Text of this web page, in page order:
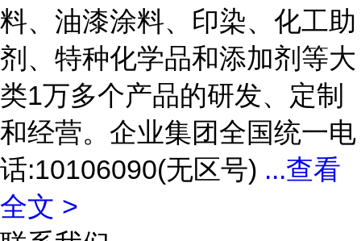
料、油漆涂料、印染、化工助
剂、特种化学品和添加剂等大
类1万多个产品的研发、定制
和经营。企业集团全国统一电
话:10106090(无区号) ...查看
全文 >